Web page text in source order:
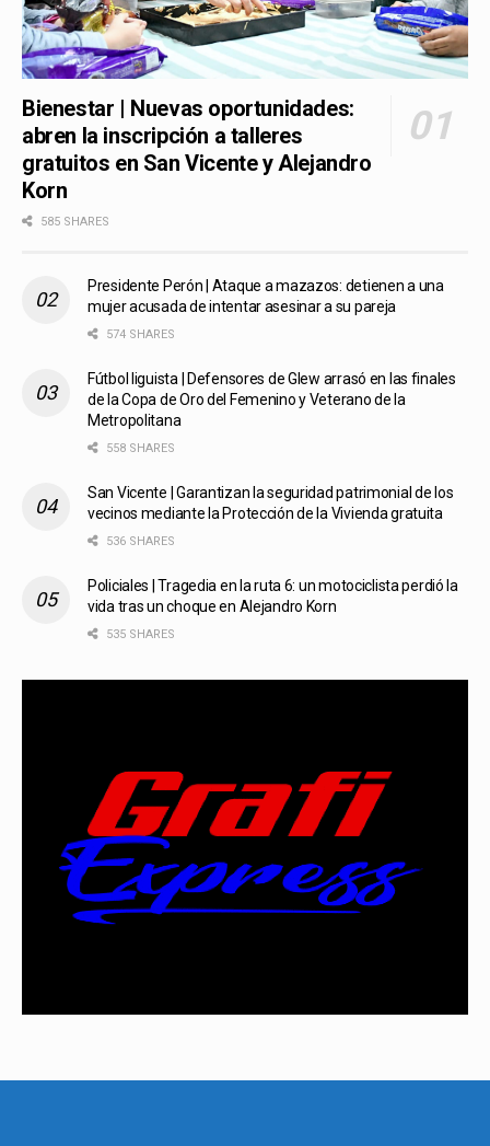
Bienestar | Nuevas oportunidades:
abren la inscripción a talleres
gratuitos en San Vicente y Alejandro
Korn
585 SHARES
Presidente Perón | Ataque a mazazos: detienen a una
mujer acusada de intentar asesinar a su pareja
574 SHARES
Fútbol liguista | Defensores de Glew arrasó en las finales
de la Copa de Oro del Femenino y Veterano de la
Metropolitana
558 SHARES
San Vicente | Garantizan la seguridad patrimonial de los
vecinos mediante la Protección de la Vivienda gratuita
536 SHARES
Policiales | Tragedia en la ruta 6: un motociclista perdió la
vida tras un choque en Alejandro Korn
535 SHARES